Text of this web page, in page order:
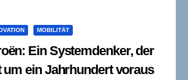
MOBILITÄT
Ein Systemdenker, der
um ein Jahrhundert voraus